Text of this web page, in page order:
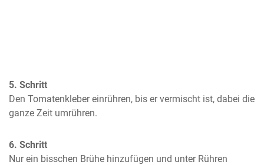
5. Schritt
Den Tomatenkleber einrühren, bis er vermischt ist, dabei die
ganze Zeit umrühren.
6. Schritt
Nur ein bisschen Brühe hinzufügen und unter Rühren